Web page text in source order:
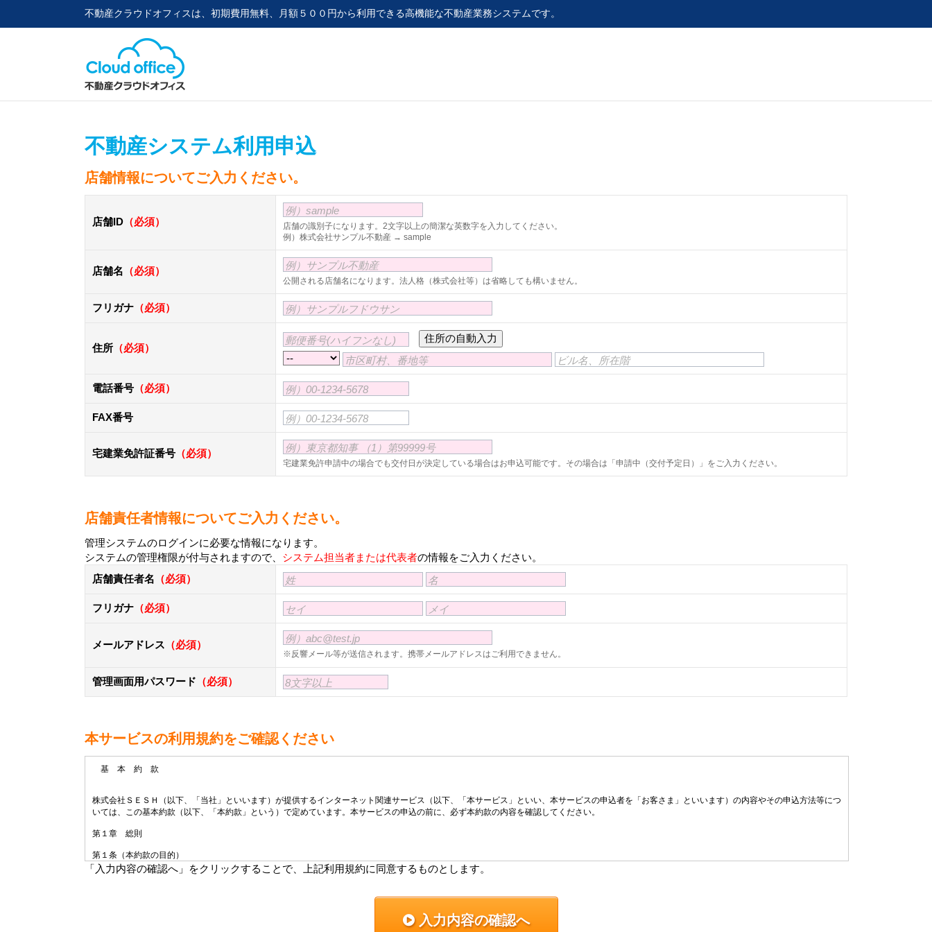
不動産クラウドオフィスは、初期費用無料、月額５００円から利用できる高機能な不動産業務システムです。
不動産システム利用申込
店舗情報についてご入力ください。
店舗ID （必須）
例）sample
店舗の識別子になります。2文字以上の簡潔な英数字を入力してください。
例）株式会社サンプル不動産 → sample
店舗名 （必須） 例）サンプル不動産
公開される店舗名になります。法人格（株式会社等）は省略しても構いません。
フリガナ （必須） 例）サンプルフドウサン
住所 （必須）
郵便番号(ハイフンなし)
市区町村、番地等
ビル名、所在階
電話番号 （必須） 例）00-1234-5678
FAX番号 例）00-1234-5678
宅建業免許証番号 （必須） 例）東京都知事 （1）第99999号
宅建業免許申請中の場合でも交付日が決定している場合はお申込可能です。その場合は「申請中（交付予定日）」をご入力ください。
店舗責任者情報についてご入力ください。
管理システムのログインに必要な情報になります。
システムの管理権限が付与されますので、 システム担当者または代表者の情報をご入力ください。
店舗責任者名 （必須） 姓 名
フリガナ （必須） セイ メイ
メールアドレス （必須）
例）abc@test.jp
※反響メール等が送信されます。携帯メールアドレスはご利用できません。
管理画面用パスワード （必須） 8文字以上
本サービスの利用規約をご確認ください
基 本 約 款
株式会社ＳＥＳＨ（以下、「当社」といいます）が提供するインターネット関連サービス（以下、「本サービス」といい、本サービスの申込者を「お客さま」といいます）の内容やその申込方法等につ
いては、この基本約款（以下、「本約款」という）で定めています。本サービスの申込の前に、必ず本約款の内容を確認してください。
第１章 総則
第１条（本約款の目的）
本約款は、本サービスの内容及びその申込方法等について定めます。
１．当社は、本約款を変更することがあります。すでに締結された利用契約にも変更後の本約款が適用されるものとします。
２．当社は、本約款を変更する場合は、変更する７日前までに電子メールまたは当社システム内に掲載することによりお客さまに通知します。
「入力内容の確認へ」をクリックすることで、上記利用規約に同意するものとします。
入力内容の確認へ